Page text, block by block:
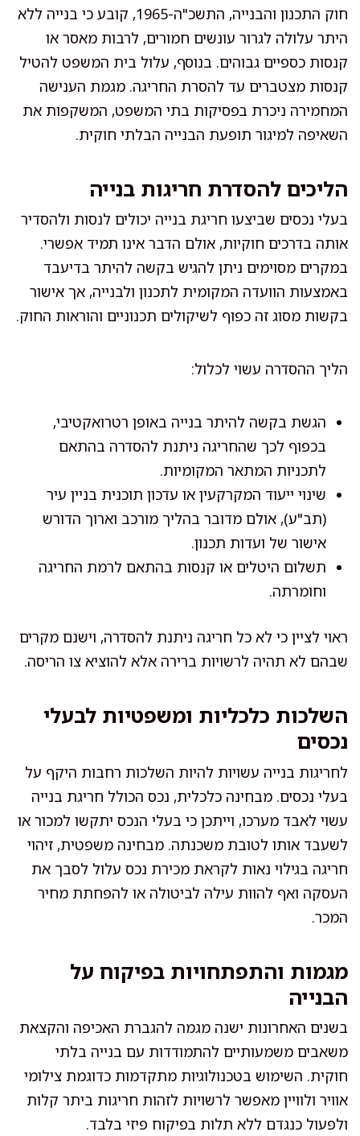
חוק התכנון והבנייה, התשכ"ה-1965, קובע כי בנייה ללא
היתר עלולה לגרור עונשים חמורים, לרבות מאסר או
קנסות כספיים גבוהים. בנוסף, עלול בית המשפט להטיל
קנסות מצטברים עד להסרת החריגה. מגמת הענישה
המחמירה ניכרת בפסיקות בתי המשפט, המשקפות את
השאיפה למיגור תופעת הבנייה הבלתי חוקית.
הליכים להסדרת חריגות בנייה
בעלי נכסים שביצעו חריגת בנייה יכולים לנסות ולהסדיר
אותה בדרכים חוקיות, אולם הדבר אינו תמיד אפשרי.
במקרים מסוימים ניתן להגיש בקשה להיתר בדיעבד
באמצעות הוועדה המקומית לתכנון ולבנייה, אך אישור
בקשות מסוג זה כפוף לשיקולים תכנוניים והוראות החוק.
הליך ההסדרה עשוי לכלול:
הגשת בקשה להיתר בנייה באופן רטרואקטיבי,
בכפוף לכך שהחריגה ניתנת להסדרה בהתאם
לתכניות המתאר המקומיות.
שינוי ייעוד המקרקעין או עדכון תוכנית בניין עיר
(תב"ע), אולם מדובר בהליך מורכב וארוך הדורש
אישור של ועדות תכנון.
תשלום היטלים או קנסות בהתאם לרמת החריגה
וחומרתה.
ראוי לציין כי לא כל חריגה ניתנת להסדרה, וישנם מקרים
שבהם לא תהיה לרשויות ברירה אלא להוציא צו הריסה.
השלכות כלכליות ומשפטיות לבעלי
נכסים
לחריגות בנייה עשויות להיות השלכות רחבות היקף על
בעלי נכסים. מבחינה כלכלית, נכס הכולל חריגת בנייה
עשוי לאבד מערכו, וייתכן כי בעלי הנכס יתקשו למכור או
לשעבד אותו לטובת משכנתה. מבחינה משפטית, זיהוי
חריגה בגילוי נאות לקראת מכירת נכס עלול לסבך את
העסקה ואף להוות עילה לביטולה או להפחתת מחיר
המכר.
מגמות והתפתחויות בפיקוח על
הבנייה
בשנים האחרונות ישנה מגמה להגברת האכיפה והקצאת
משאבים משמעותיים להתמודדות עם בנייה בלתי
חוקית. השימוש בטכנולוגיות מתקדמות כדוגמת צילומי
אוויר ולוויין מאפשר לרשויות לזהות חריגות ביתר קלות
ולפעול כנגדם ללא תלות בפיקוח פיזי בלבד.